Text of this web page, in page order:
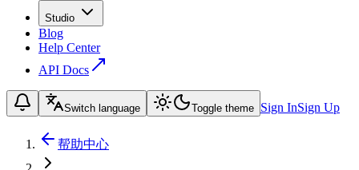
Studio
Blog
Help Center
API Docs
Switch language Toggle theme Sign InSign Up
帮助中心